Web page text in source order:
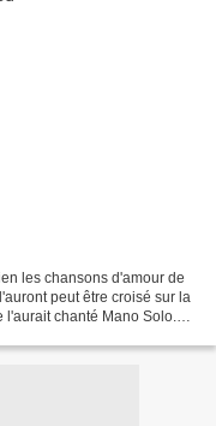
les chansons d'amour de
peut être croisé sur la
chanté Mano Solo.